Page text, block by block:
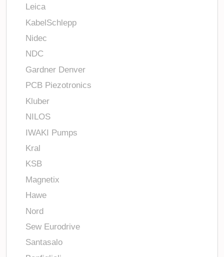
Leica
KabelSchlepp
Nidec
NDC
Gardner Denver
PCB Piezotronics
Kluber
NILOS
IWAKI Pumps
Kral
KSB
Magnetix
Hawe
Nord
Sew Eurodrive
Santasalo